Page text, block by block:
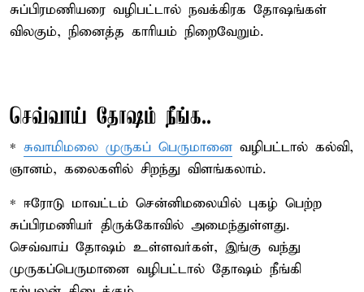
சுப்பிரமணியரை வழிபட்டால் நவக்கிரக தோஷங்கள்
விலகும், நினைத்த காரியம் நிறைவேறும்.
செவ்வாய் தோஷம் நீங்க..
* சுவாமிமலை முருகப் பெருமானை வழிபட்டால் கல்வி,
ஞானம், கலைகளில் சிறந்து விளங்கலாம்.
* ஈரோடு மாவட்டம் சென்னிமலையில் புகழ் பெற்ற
சுப்பிரமணியர் திருக்கோவில் அமைந்துள்ளது.
செவ்வாய் தோஷம் உள்ளவர்கள், இங்கு வந்து
முருகப்பெருமானை வழிபட்டால் தோஷம் நீங்கி